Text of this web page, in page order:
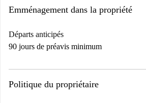
Emménagement dans la propriété
Départs anticipés
90 jours de préavis minimum
Politique du propriétaire